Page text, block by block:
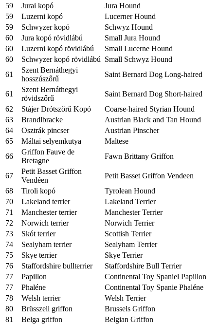
59
Jurai kopó
Jura Hound
59
Luzerni kopó
Lucerner Hound
59
Schwyzer kopó
Schwyz Hound
60
Jura kopó rövidlábú
Small Jura Hound
60
Luzerni kopó rövidlábú
Small Lucerne Hound
60
Schwyzer kopó rövidlábú Small Schwyz Hound
61
Szent Bernáthegyi
hosszúszőrű
Saint Bernard Dog Long-haired
61
Szent Bernáthegyi
rövidszőrű
Saint Bernard Dog Short-haired
62
Stájer Drótszőrű Kopó
Coarse-haired Styrian Hound
63
Brandlbracke
Austrian Black and Tan Hound
64
Osztrák pincser
Austrian Pinscher
65
Máltai selyemkutya
Maltese
66
Griffon Fauve de
Bretagne
Fawn Brittany Griffon
67
Petit Basset Griffon
Vendéen
Petit Basset Griffon Vendeen
68
Tiroli kopó
Tyrolean Hound
70
Lakeland terrier
Lakeland Terrier
71
Manchester terrier
Manchester Terrier
72
Norwich terrier
Norwich Terrier
73
Skót terrier
Scottish Terrier
74
Sealyham terrier
Sealyham Terrier
75
Skye terrier
Skye Terrier
76
Staffordshire bullterrier
Staffordshire Bull Terrier
77
Papillon
Continental Toy Spaniel Papillon
77
Phaléne
Continental Toy Spanie Phaléne
78
Welsh terrier
Welsh Terrier
80
Brüsszeli griffon
Brussels Griffon
81
Belga griffon
Belgian Griffon